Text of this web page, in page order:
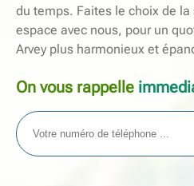
du temps. Faites le choix de
espace avec nous, pour un
Arvey plus harmonieux et
On vous rappelle